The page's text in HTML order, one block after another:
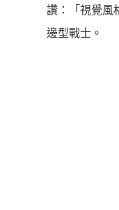
讚：「視覺風
邊型戰士。